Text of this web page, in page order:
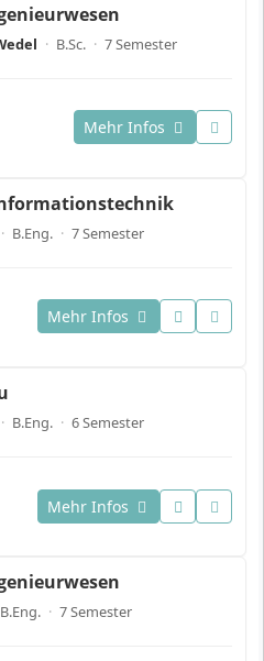
· B.Sc. · 7 Semester
Mehr Infos
· B.Eng. · 7 Semester
Mehr Infos
· B.Eng. · 6 Semester
Mehr Infos
B.Eng. · 7 Semester